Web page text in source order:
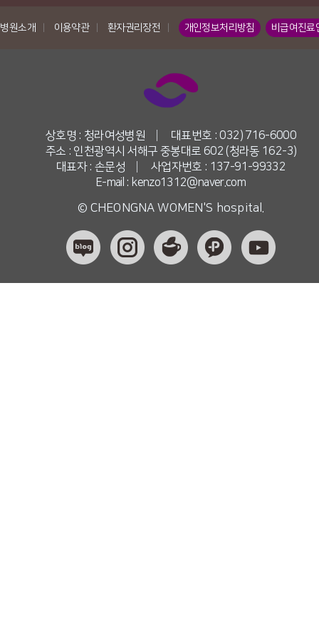
병원소개 이용약관 환자권리장전 개인정보처리방침 비급여진료
상호명 : 청라여성병원
대표번호 : 032) 716-6000
주소 : 인천광역시 서해구 중봉대로 602 (청라동 162-3)
대표자 : 손문성
사업자번호 : 137-91-99332
E-mail : kenzo1312@naver.com
© CHEONGNA WOMEN'S hospital.